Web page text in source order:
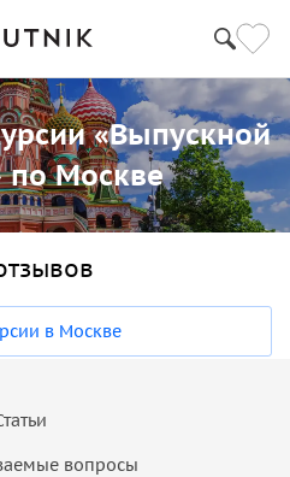
«Выпускной
по Москве
в Москве
вопросы